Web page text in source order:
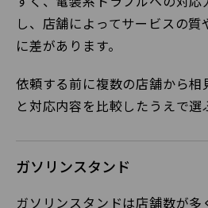
し、店舗によってサービスの
に差があります。
依頼する前に複数の店舗から相
と対応内容を比較したうえで選
ガソリンスタンド
ガソリンスタンドは店舗数が